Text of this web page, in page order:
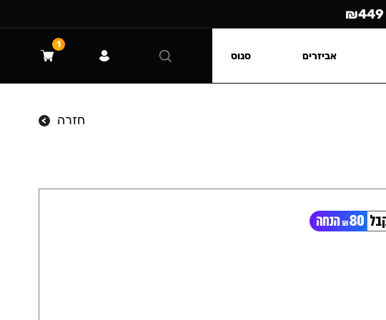
חזרה
אביזרים סנוס
1